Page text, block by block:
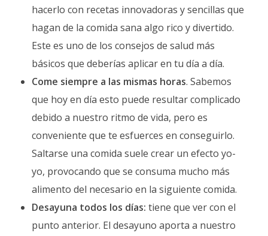
hacerlo con recetas innovadoras y sencillas que
hagan de la comida sana algo rico y divertido.
Este es uno de los consejos de salud más
básicos que deberías aplicar en tu día a día.
Come siempre a las mismas horas. Sabemos
que hoy en día esto puede resultar complicado
debido a nuestro ritmo de vida, pero es
conveniente que te esfuerces en conseguirlo.
Saltarse una comida suele crear un efecto yo-
yo, provocando que se consuma mucho más
alimento del necesario en la siguiente comida.
Desayuna todos los días: tiene que ver con el
punto anterior. El desayuno aporta a nuestro